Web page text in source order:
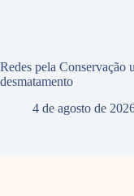
Redes pela Conservação
desmatamento
4 de agosto de